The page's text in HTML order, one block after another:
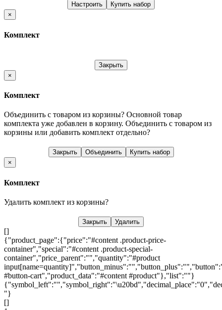
Настроить
Купить набор
×
Комплект
Закрыть
×
Комплект
Объединить с товаром из корзины? Основной товар
комплекта уже добавлен в корзину. Объединить с товаром из
корзины или добавить комплект отдельно?
Закрыть Объединить
Купить набор
×
Комплект
Удалить комплект из корзины?
Закрыть Удалить
[]
{"product_page":{"price":"#content .product-price-
container","special":"#content .product-special-
container","price_parent":"","quantity":"#product
#button-cart","product_data":"#content #product"},"list":""}
"}
[]